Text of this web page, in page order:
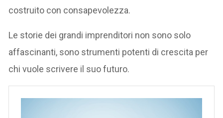
costruito con consapevolezza.
Le storie dei grandi imprenditori non sono solo
affascinanti, sono strumenti potenti di crescita per
chi vuole scrivere il suo futuro.